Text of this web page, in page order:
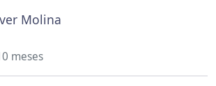
Molina
meses